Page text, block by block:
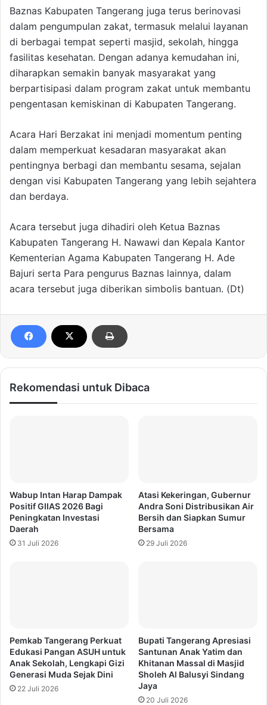
Baznas Kabupaten Tangerang juga terus berinovasi
dalam pengumpulan zakat, termasuk melalui layanan
di berbagai tempat seperti masjid, sekolah, hingga
fasilitas kesehatan. Dengan adanya kemudahan ini,
diharapkan semakin banyak masyarakat yang
berpartisipasi dalam program zakat untuk membantu
pengentasan kemiskinan di Kabupaten Tangerang.
Acara Hari Berzakat ini menjadi momentum penting
dalam memperkuat kesadaran masyarakat akan
pentingnya berbagi dan membantu sesama, sejalan
dengan visi Kabupaten Tangerang yang lebih sejahtera
dan berdaya.
Acara tersebut juga dihadiri oleh Ketua Baznas
Kabupaten Tangerang H. Nawawi dan Kepala Kantor
Kementerian Agama Kabupaten Tangerang H. Ade
Bajuri serta Para pengurus Baznas lainnya, dalam
acara tersebut juga diberikan simbolis bantuan. (Dt)
Rekomendasi untuk Dibaca
Wabup Intan Harap Dampak
Positif GIIAS 2026 Bagi
Peningkatan Investasi
Daerah
31 Juli 2026
Atasi Kekeringan, Gubernur
Andra Soni Distribusikan Air
Bersih dan Siapkan Sumur
Bersama
29 Juli 2026
Pemkab Tangerang Perkuat
Edukasi Pangan ASUH untuk
Anak Sekolah, Lengkapi Gizi
Generasi Muda Sejak Dini
22 Juli 2026
Bupati Tangerang Apresiasi
Santunan Anak Yatim dan
Khitanan Massal di Masjid
Sholeh Al Balusyi Sindang
Jaya
20 Juli 2026